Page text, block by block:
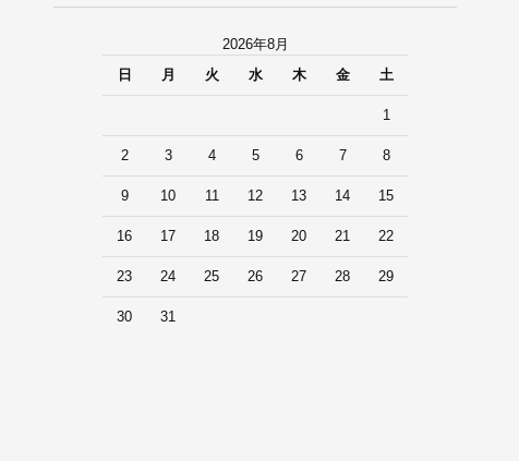
2026年8月
日
月 火 水 木 金 土
1
2 3 4 5 6 7 8
9 10 11 12 13 14 15
16 17 18 19 20 21 22
23 24 25 26 27 28 29
30 31